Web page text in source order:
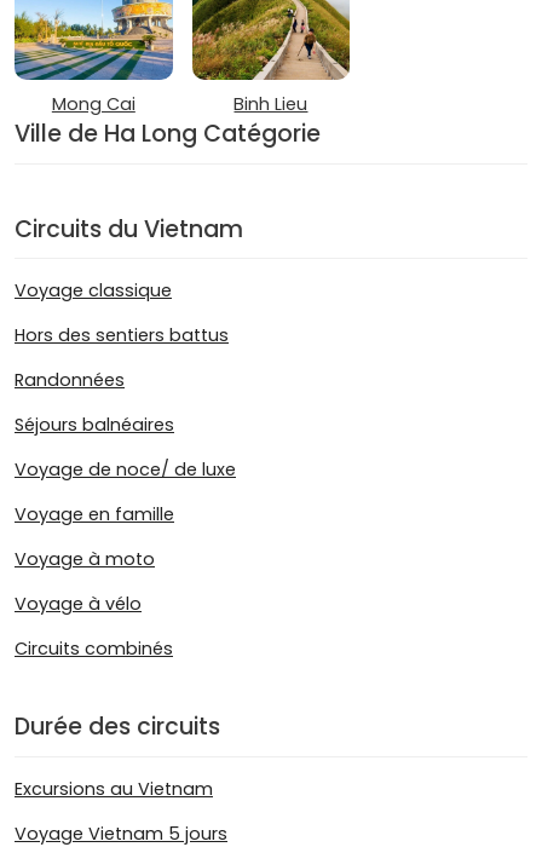
Mong Cai Binh Lieu
Ville de Ha Long Catégorie
Circuits du Vietnam
Voyage classique
Hors des sentiers battus
Randonnées
Séjours balnéaires
Voyage de noce/ de luxe
Voyage en famille
Voyage à moto
Voyage à vélo
Circuits combinés
Durée des circuits
Excursions au Vietnam
Voyage Vietnam 5 jours